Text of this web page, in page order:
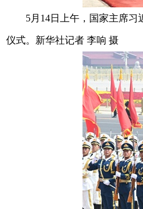
5月14日上午，国家主席习近
仪式。新华社记者 李响 摄